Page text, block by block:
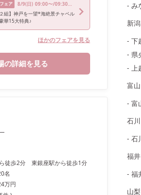
み
新潟
下
県
上
富山
富
石川
石
福井
福
山梨
ェア 8/9(日) 09:00〜/09:30〜/10:00〜/13:30〜/17:30〜
２組】神戸を一望*海絶景チャペル
華15大特典♪
ほかのフェアを見る
の詳細を見る
徒歩2分 東銀座駅から徒歩1分
名
万円